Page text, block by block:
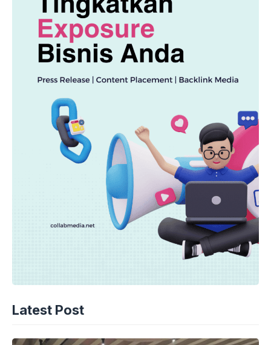
Latest Post